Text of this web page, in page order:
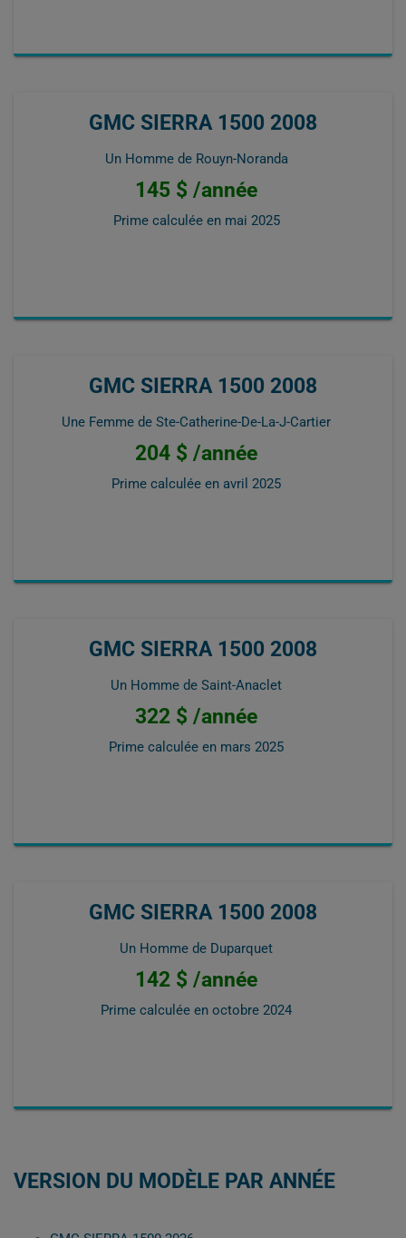
GMC SIERRA 1500 2008
Un Homme de Rouyn-Noranda
145 $ /année
Prime calculée en mai 2025
GMC SIERRA 1500 2008
Une Femme de Ste-Catherine-De-La-J-Cartier
204 $ /année
Prime calculée en avril 2025
GMC SIERRA 1500 2008
Un Homme de Saint-Anaclet
322 $ /année
Prime calculée en mars 2025
GMC SIERRA 1500 2008
Un Homme de Duparquet
142 $ /année
Prime calculée en octobre 2024
VERSION DU MODÈLE PAR ANNÉE